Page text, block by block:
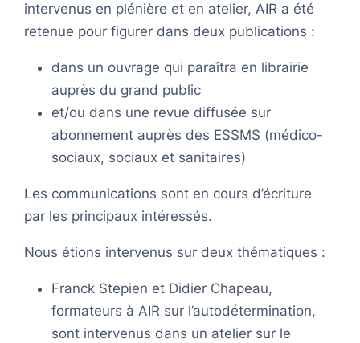
intervenus en plénière et en atelier, AIR a été
retenue pour figurer dans deux publications :
dans un ouvrage qui paraîtra en librairie
auprès du grand public
et/ou dans une revue diffusée sur
abonnement auprès des ESSMS (médico-
sociaux, sociaux et sanitaires)
Les communications sont en cours d’écriture
par les principaux intéressés.
Nous étions intervenus sur deux thématiques :
Franck Stepien et Didier Chapeau,
formateurs à AIR sur l’autodétermination,
sont intervenus dans un atelier sur le